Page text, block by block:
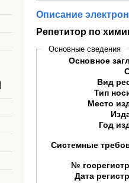
Описание
Репетитор по
Основные сведения
Основное
Вид
Тип
Место
Год
Системные
№
Дата